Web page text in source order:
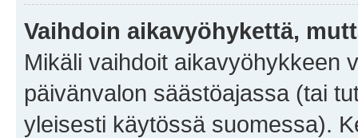
Vaihdoin aikavyöhykettä,
Mikäli vaihdoit aikavyöhykkeen
päivänvalon säästöajassa (tai
yleisesti käytössä suomessa).